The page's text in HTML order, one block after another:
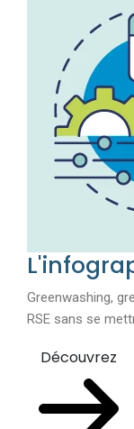
Greenwashing,
RSE sans se
Découvrez